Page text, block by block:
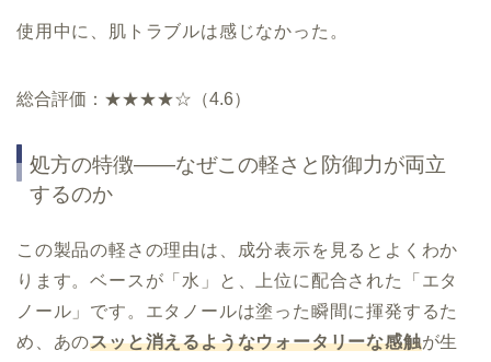
使用中に、肌トラブルは感じなかった。
総合評価：★★★★☆（4.6）
処方の特徴——なぜこの軽さと防御力が両立
するのか
この製品の軽さの理由は、成分表示を見るとよくわか
ります。ベースが「水」と、上位に配合された「エタ
ノール」です。エタノールは塗った瞬間に揮発するた
め、あのスッと消えるようなウォータリーな感触が生